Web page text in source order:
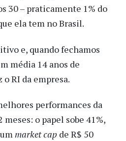
30 – praticamente 1% do
ela tem no Brasil.
e, quando fechamos
média 14 anos de
RI da empresa.
performances da
o papel sobe 41%,
market cap de R$ 50